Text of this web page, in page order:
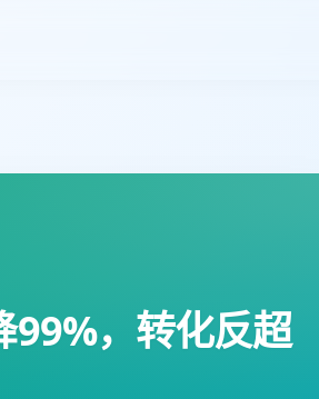
，转化反超